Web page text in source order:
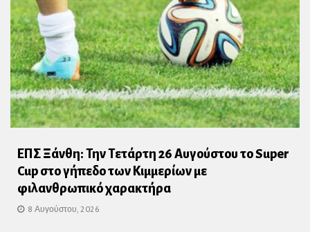
ΕΠΣ Ξάνθη: Την Τετάρτη 26 Αυγούστου το Super
Cup στο γήπεδο των Κιμμερίων με
φιλανθρωπικό χαρακτήρα
8 Αυγούστου, 2026